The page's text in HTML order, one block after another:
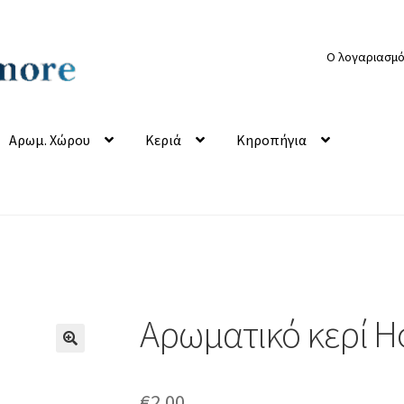
Ο
Αρωμ. Χώρου Κεριά Κηροπήγια
Αρωματικό κερί